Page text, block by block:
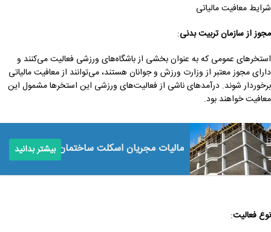
شرایط معافیت مالیاتی
مجوز از سازمان تربیت بدنی:
استخرهای عمومی که به عنوان بخشی از باشگاه‌های ورزشی فعالیت می‌کنند و
دارای مجوز معتبر از وزارت ورزش و جوانان هستند، می‌توانند از معافیت مالیاتی
برخوردار شوند. درآمدهای ناشی از فعالیت‌های ورزشی این استخرها مشمول این
معافیت خواهند بود.
مالیات مجریان اسکلت ساختمان بیشتر بدانید
نوع فعالیت: